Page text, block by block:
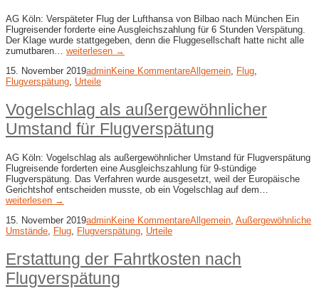
AG Köln: Verspäteter Flug der Lufthansa von Bilbao nach München Ein
Flugreisender forderte eine Ausgleichszahlung für 6 Stunden Verspätung.
Der Klage wurde stattgegeben, denn die Fluggesellschaft hatte nicht alle
zumutbaren… weiterlesen →
15. November 2019adminKeine KommentareAllgemein Flug
Flugverspätung Urteile
Vogelschlag als außergewöhnlicher
Umstand für Flugverspätung
AG Köln: Vogelschlag als außergewöhnlicher Umstand für Flugverspätung
Flugreisende forderten eine Ausgleichszahlung für 9-stündige
Flugverspätung. Das Verfahren wurde ausgesetzt, weil der Europäische
Gerichtshof entscheiden musste, ob ein Vogelschlag auf dem…
weiterlesen →
15. November 2019adminKeine KommentareAllgemein, Außergewöhnliche
Umstände, Flug, Flugverspätung, Urteile
Erstattung der Fahrtkosten nach
Flugverspätung